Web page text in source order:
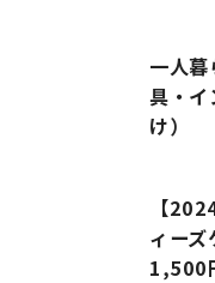
一人
具・
け）
【
ィーズ
1,500